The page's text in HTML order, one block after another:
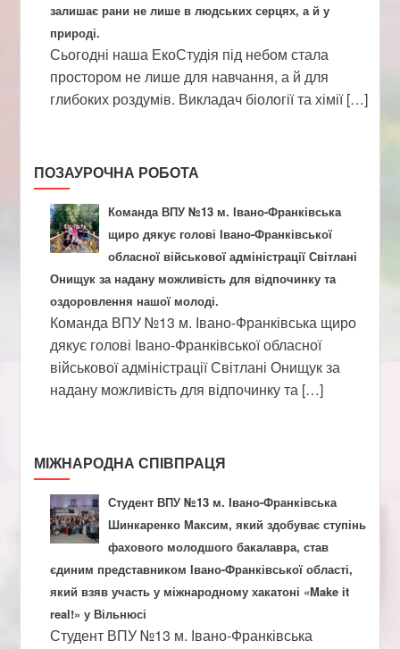
залишає рани не лише в людських серцях, а й у
природі.
Сьогодні наша ЕкоСтудія під небом стала
простором не лише для навчання, а й для
глибоких роздумів. Викладач біології та хімії […]
ПОЗАУРОЧНА РОБОТА
Команда ВПУ №13 м. Івано-Франківська
щиро дякує голові Івано-Франківської
обласної військової адміністрації Світлані
Онищук за надану можливість для відпочинку та
оздоровлення нашої молоді.
Команда ВПУ №13 м. Івано-Франківська щиро
дякує голові Івано-Франківської обласної
військової адміністрації Світлані Онищук за
надану можливість для відпочинку та […]
МІЖНАРОДНА СПІВПРАЦЯ
Студент ВПУ №13 м. Івано-Франківська
Шинкаренко Максим, який здобуває ступінь
фахового молодшого бакалавра, став
єдиним представником Івано-Франківської області,
який взяв участь у міжнародному хакатоні «Make it
real!» у Вільнюсі
Студент ВПУ №13 м. Івано-Франківська